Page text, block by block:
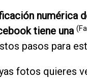
numérica
tiene una
pasos para
fotos quieres